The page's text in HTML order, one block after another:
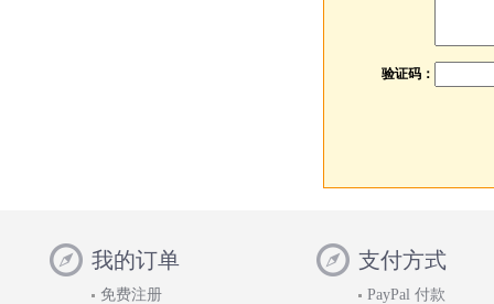
验证码：
我的订单
免费注册
支付方式
PayPal 付款